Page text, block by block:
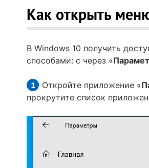
Как открыть
В Windows 10 получить
способами: с через «
Откройте приложение «
прокрутите список